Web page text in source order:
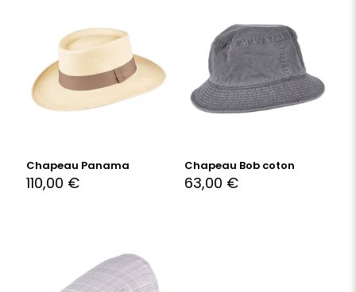
Chapeau Panama
110,00 €
Chapeau Bob coton
63,00 €